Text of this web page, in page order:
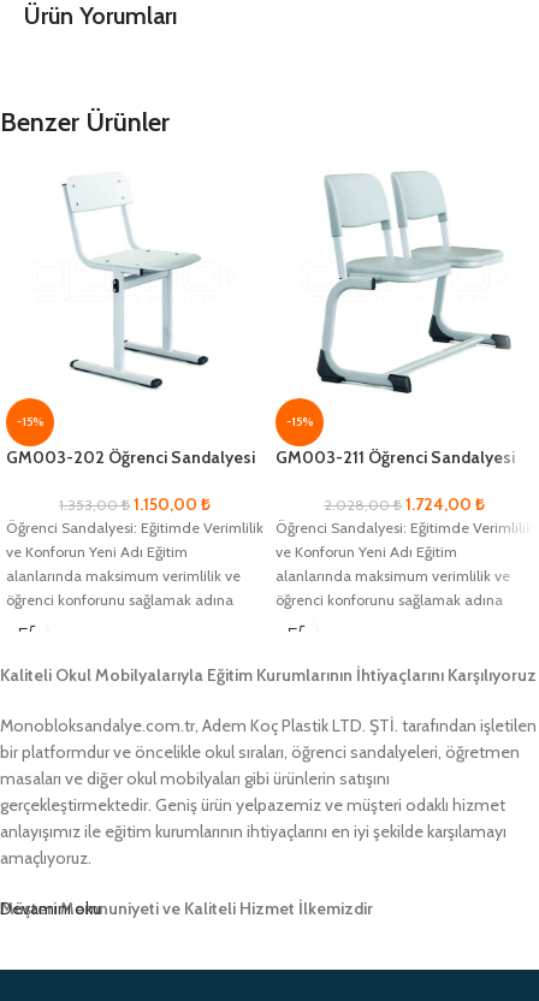
Ürün Yorumları
Benzer Ürünler
-15%
GM003-202 Öğrenci Sandalyesi
1.353,00₺ 1.150,00 ₺
Öğrenci Sandalyesi: Eğitimde Verimlilik
ve Konforun Yeni Adı Eğitim
alanlarında maksimum verimlilik ve
öğrenci konforunu sağlamak adına
geliştirilmiş olan Öğrenci
-15%
GM003-211 Öğrenci Sandalyesi
2.028,00₺ 1.724,00 ₺
Öğrenci Sandalyesi: Eğitimde Verimlilik
ve Konforun Yeni Adı Eğitim
alanlarında maksimum verimlilik ve
öğrenci konforunu sağlamak adına
geliştirilmiş olan Öğrenci
Kaliteli Okul Mobilyalarıyla Eğitim Kurumlarının İhtiyaçlarını Karşılıyoruz
Monobloksandalye.com.tr, Adem Koç Plastik LTD. ŞTİ. tarafından işletilen
bir platformdur ve öncelikle okul sıraları, öğrenci sandalyeleri, öğretmen
masaları ve diğer okul mobilyaları gibi ürünlerin satışını
gerçekleştirmektedir. Geniş ürün yelpazemiz ve müşteri odaklı hizmet
anlayışımız ile eğitim kurumlarının ihtiyaçlarını en iyi şekilde karşılamayı
amaçlıyoruz.
Müşteri Memnuniyeti ve Kaliteli Hizmet İlkemizdir
Devamını oku